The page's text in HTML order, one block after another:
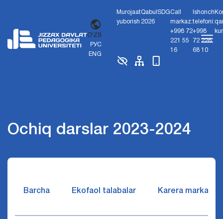
O'ZB
РУС
ENG
Murojaat
yuborish
Qabul
2026
SDGCall
markaz:
+998 72
221 55
16
Ishonch
telefoni:
+998
72 226
68 10
Ochiq darslar 2023-2024
Barcha Ekofaol talabalar Karera markazi